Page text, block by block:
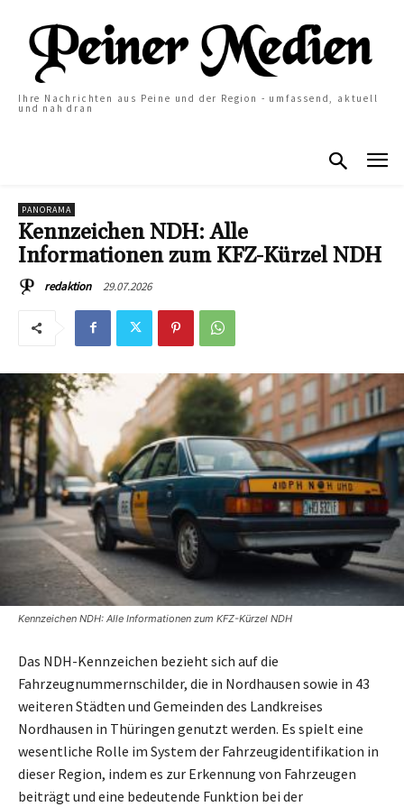
Ihre Nachrichten aus Peine und der Region - umfassend, aktuell
und nah dran
PANORAMA
Kennzeichen NDH: Alle
Informationen zum KFZ-Kürzel NDH
redaktion 29.07.2026
Kennzeichen NDH: Alle Informationen zum KFZ-Kürzel NDH
Das NDH-Kennzeichen bezieht sich auf die
Fahrzeugnummernschilder, die in Nordhausen sowie in 43
weiteren Städten und Gemeinden des Landkreises
Nordhausen in Thüringen genutzt werden. Es spielt eine
wesentliche Rolle im System der Fahrzeugidentifikation in
dieser Region, indem es zur Erkennung von Fahrzeugen
beiträgt und eine bedeutende Funktion bei der